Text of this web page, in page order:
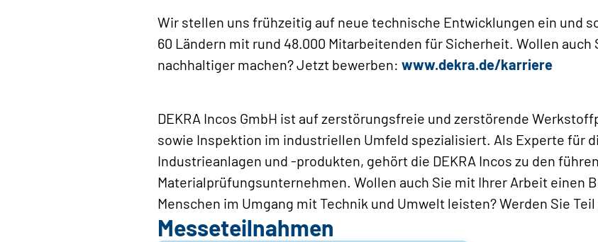
Wir stellen uns frühzeitig auf neue technische Entwicklungen ein und
60 Ländern mit rund 48.000 Mitarbeitenden für Sicherheit. Wollen
nachhaltiger machen? Jetzt bewerben: www.dekra.de/karriere
DEKRA Incos GmbH ist auf zerstörungsfreie und zerstörende
sowie Inspektion im industriellen Umfeld spezialisiert. Als Experte für
Industrieanlagen und -produkten, gehört die DEKRA Incos zu den
Materialprüfungsunternehmen. Wollen auch Sie mit Ihrer Arbeit einen
Menschen im Umgang mit Technik und Umwelt leisten? Werden Sie Teil
Messeteilnahmen